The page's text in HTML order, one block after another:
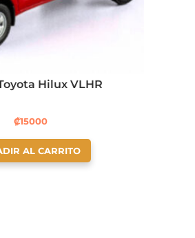
Hilux VLHR
₡15000
AL CARRITO